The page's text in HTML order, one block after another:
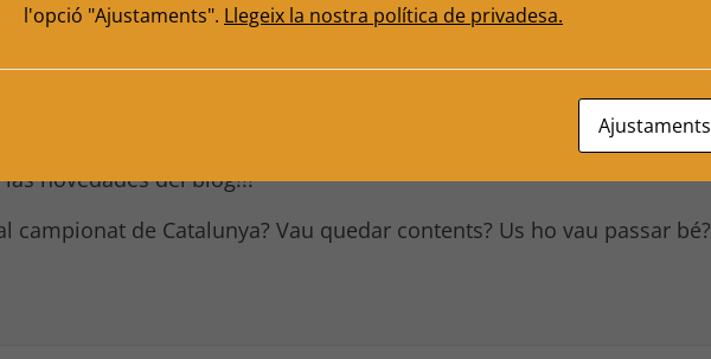
gran dia,no?
tots o casi tots disponibles.
novedades del blog!!!
campionat de Catalunya? Vau quedar contents? Us ho vau passar bé?
l'opció "Ajustaments". Llegeix la nostra política de privadesa.
Ajustaments